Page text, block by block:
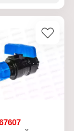
давление:
ручка
запорная
полиэтилен
давления